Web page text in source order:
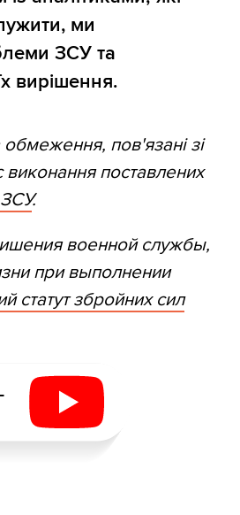
ми
ЗСУ та
вирішення.
обмеження, пов'язані зі
поставлених
.
военной службы,
при выполнении
статут збройних сил